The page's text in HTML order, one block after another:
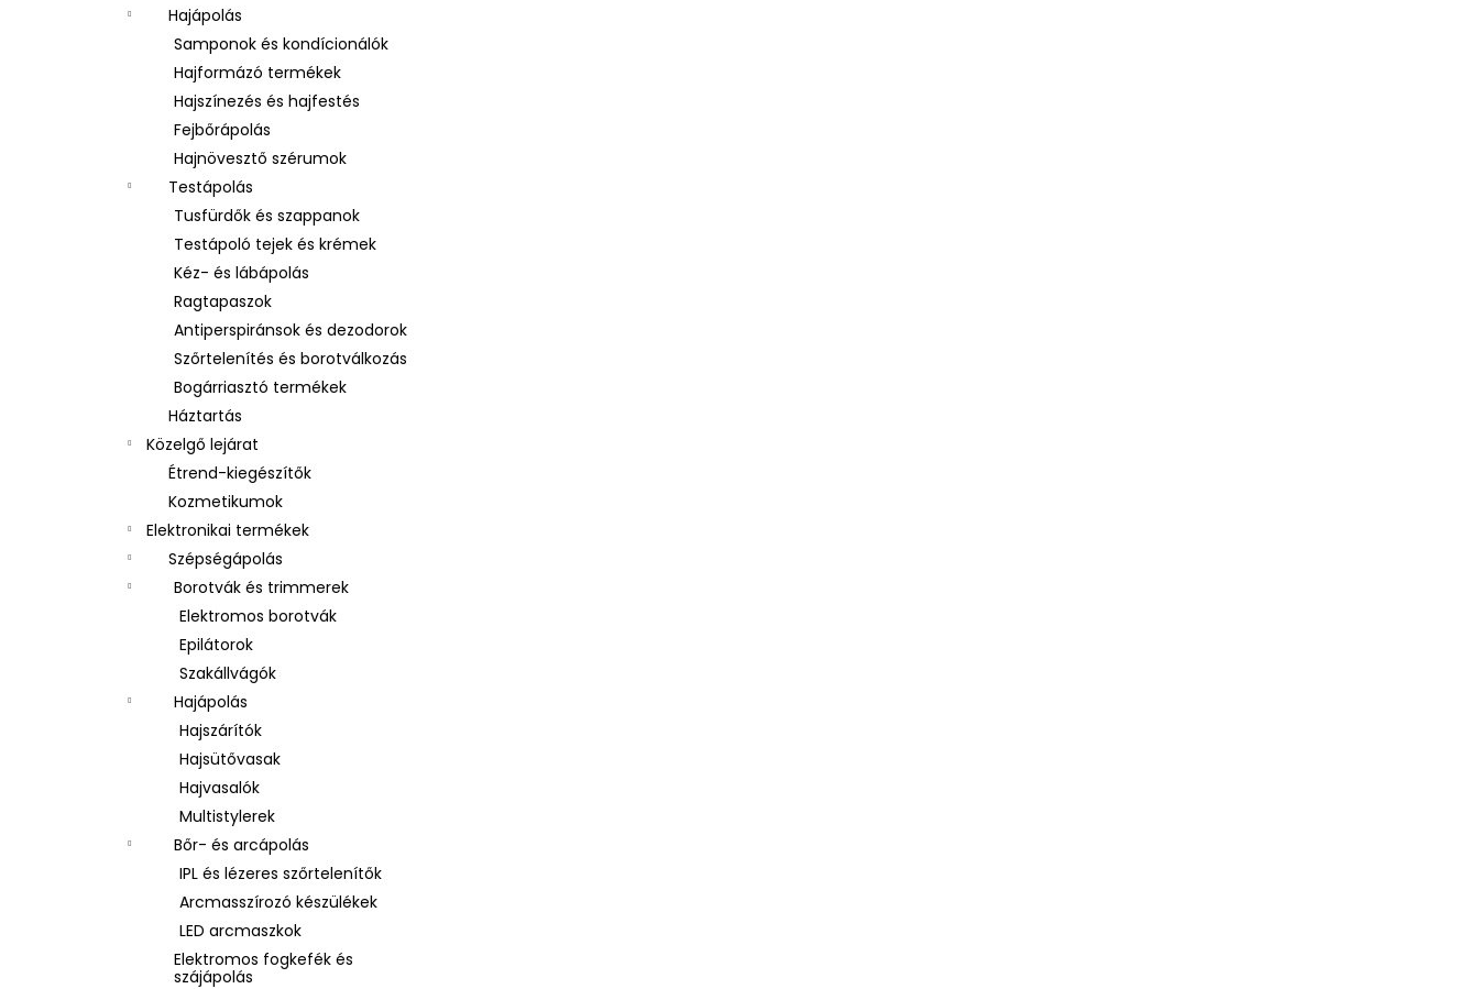
Hajápolás
Samponok és kondícionálók
Hajformázó termékek
Hajszínezés és hajfestés
Fejbőrápolás
Hajnövesztő szérumok
Testápolás
Tusfürdők és szappanok
Testápoló tejek és krémek
Kéz- és lábápolás
Ragtapaszok
Antiperspiránsok és dezodorok
Szőrtelenítés és borotválkozás
Bogárriasztó termékek
Háztartás
Közelgő lejárat
Étrend-kiegészítők
Kozmetikumok
Elektronikai termékek
Szépségápolás
Borotvák és trimmerek
Elektromos borotvák
Epilátorok
Szakállvágók
Hajápolás
Hajszárítók
Hajsütővasak
Hajvasalók
Multistylerek
Bőr- és arcápolás
IPL és lézeres szőrtelenítők
Arcmasszírozó készülékek
LED arcmaszkok
Elektromos fogkefék és
szájápolás